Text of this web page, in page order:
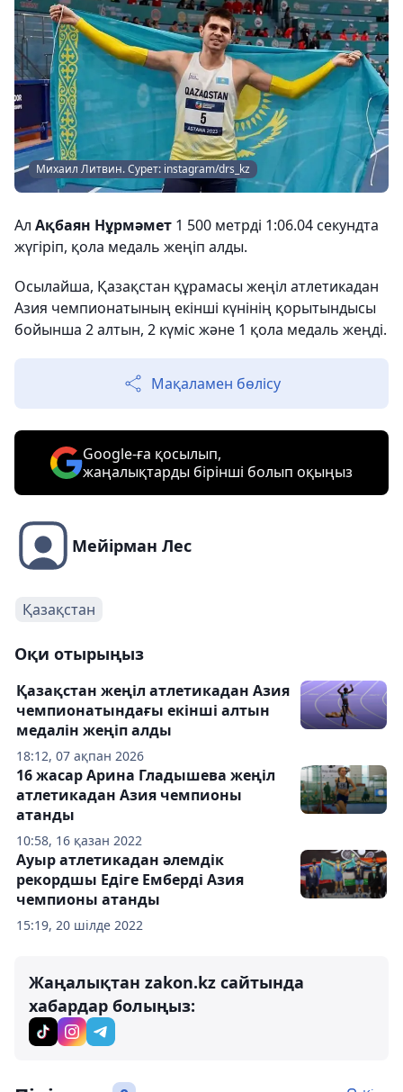
Михаил Литвин. Сурет: instagram/drs_kz
Ал Ақбаян Нұрмәмет 1 500 метрді 1:06.04 секундта
жүгіріп, қола медаль жеңіп алды.
Осылайша, Қазақстан құрамасы жеңіл атлетикадан
Азия чемпионатының екінші күнінің қорытындысы
бойынша 2 алтын, 2 күміс және 1 қола медаль жеңді.
Мақаламен бөлісу
Google-ға қосылып,
жаңалықтарды бірінші болып оқыңыз
Мейірман Лес
Қазақстан
Оқи отырыңыз
18:12, 07 ақпан 2026
Қазақстан жеңіл атлетикадан Азия
чемпионатындағы екінші алтын
медалін жеңіп алды
10:58, 16 қазан 2022
16 жасар Арина Гладышева жеңіл
атлетикадан Азия чемпионы
атанды
15:19, 20 шілде 2022
Ауыр атлетикадан әлемдік
рекордшы Едіге Емберді Азия
чемпионы атанды
Жаңалықтан zakon.kz сайтында
хабардар болыңыз: